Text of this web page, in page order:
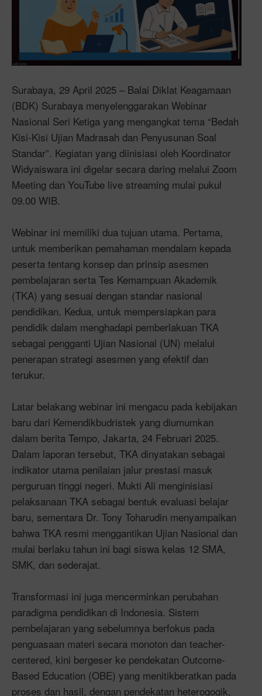
Surabaya, 29 April 2025 – Balai Diklat Keagamaan
(BDK) Surabaya menyelenggarakan Webinar
Nasional Seri Ketiga yang mengangkat tema “Bedah
Kisi-Kisi Ujian Madrasah dan Penyusunan Soal
Standar”. Kegiatan yang diinisiasi oleh Koordinator
Widyaiswara ini digelar secara daring melalui Zoom
Meeting dan YouTube live streaming mulai pukul
09.00 WIB.
Webinar ini memiliki dua tujuan utama. Pertama,
untuk memberikan pemahaman mendalam kepada
peserta tentang konsep dan prinsip asesmen
pembelajaran serta Tes Kemampuan Akademik
(TKA) yang sesuai dengan standar nasional
pendidikan. Kedua, untuk mempersiapkan para
pendidik dalam menghadapi pemberlakuan TKA
sebagai pengganti Ujian Nasional (UN) melalui
penerapan strategi asesmen yang efektif dan
terukur.
Latar belakang webinar ini mengacu pada kebijakan
baru dari Kemendikbudristek yang diumumkan
dalam berita Tempo, Jakarta, 24 Februari 2025.
Dalam laporan tersebut, TKA dinyatakan sebagai
indikator utama penilaian jalur prestasi masuk
perguruan tinggi negeri. Mukti Ali menginisiasi
pelaksanaan TKA sebagai bentuk evaluasi belajar
baru, sementara Dr. Tony Toharudin menyampaikan
bahwa TKA resmi menggantikan Ujian Nasional dan
mulai berlaku tahun ini bagi siswa kelas 12 SMA,
SMK, dan sederajat.
Transformasi ini juga mencerminkan perubahan
paradigma pendidikan di Indonesia. Sistem
pembelajaran yang sebelumnya berfokus pada
penguasaan materi secara monoton dan teacher-
centered, kini bergeser ke pendekatan Outcome-
Based Education (OBE) yang menitikberatkan pada
proses dan hasil, dengan pendekatan heterogogik,